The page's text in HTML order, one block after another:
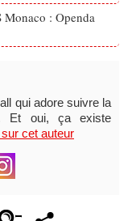
Monaco : Openda
qui adore suivre la
Et oui, ça existe
cet auteur